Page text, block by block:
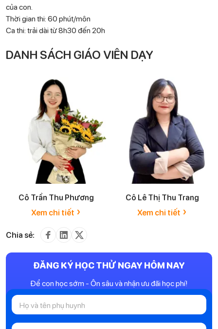
của con.
Thời gian thi: 60 phút/môn
Ca thi: trải dài từ 8h30 đến 20h
DANH SÁCH GIÁO VIÊN DẠY
Cô Trần Thu Phương
Xem chi tiết ›
Cô Lê Thị Thu Trang
Xem chi tiết ›
Chia sẻ:
ĐĂNG KÝ HỌC THỬ NGAY HÔM NAY
Để con học sớm - Ôn sâu và nhận ưu đãi học phí!